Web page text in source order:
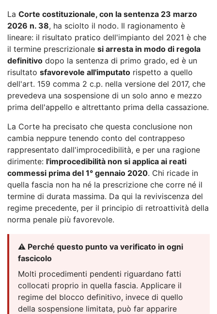
La Corte costituzionale, con la sentenza 23 marzo
2026 n. 38, ha sciolto il nodo. Il ragionamento è
lineare: il risultato pratico dell'impianto del 2021 è che
il termine prescrizionale si arresta in modo di regola
definitivo dopo la sentenza di primo grado, ed è un
risultato sfavorevole all'imputato rispetto a quello
dell'art. 159 comma 2 c.p. nella versione del 2017, che
prevedeva una sospensione di un solo anno e mezzo
prima dell'appello e altrettanto prima della cassazione.
La Corte ha precisato che questa conclusione non
cambia neppure tenendo conto del contrappeso
rappresentato dall'improcedibilità, e per una ragione
dirimente: l'improcedibilità non si applica ai reati
commessi prima del 1° gennaio 2020. Chi ricade in
quella fascia non ha né la prescrizione che corre né il
termine di durata massima. Da qui la reviviscenza del
regime precedente, per il principio di retroattività della
norma penale più favorevole.
⚠️ Perché questo punto va verificato in ogni
fascicolo
Molti procedimenti pendenti riguardano fatti
collocati proprio in quella fascia. Applicare il
regime del blocco definitivo, invece di quello
della sospensione limitata, può far apparire